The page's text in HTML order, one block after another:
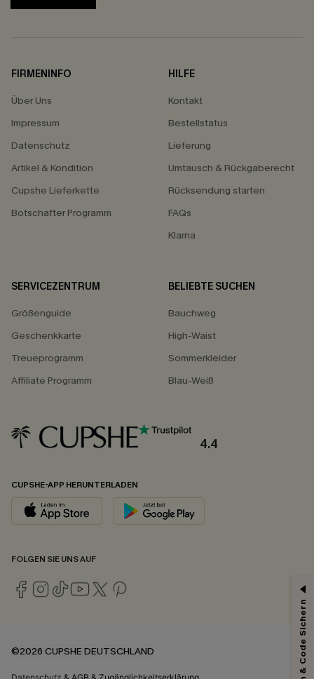
FIRMENINFO
Über Uns
Impressum
Datenschutz
Artikel & Kondition
Cupshe Lieferkette
Botschafter Programm
HILFE
Kontakt
Bestellstatus
Lieferung
Umtausch & Rückgaberecht
Rücksendung starten
FAQs
Klarna
SERVICEZENTRUM
Größenguide
Geschenkkarte
Treueprogramm
Affiliate Programm
BELIEBTE SUCHEN
Bauchweg
High-Waist
Sommerkleider
Blau-Weiß
4.4
CUPSHE-APP HERUNTERLADEN
FOLGEN SIE UNS AUF
©2026 CUPSHE DEUTSCHLAND